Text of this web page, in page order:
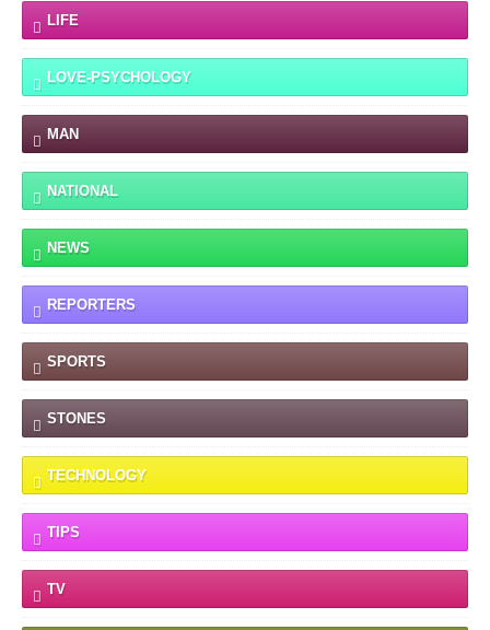
LIFE
LOVE-PSYCHOLOGY
MAN
NATIONAL
NEWS
REPORTERS
SPORTS
STONES
TECHNOLOGY
TIPS
TV